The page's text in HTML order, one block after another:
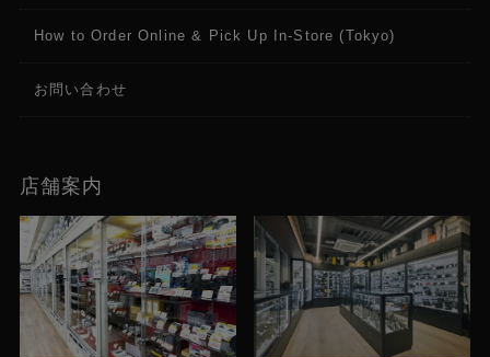
How to Order Online & Pick Up In-Store (Tokyo)
お問い合わせ
店舗案内